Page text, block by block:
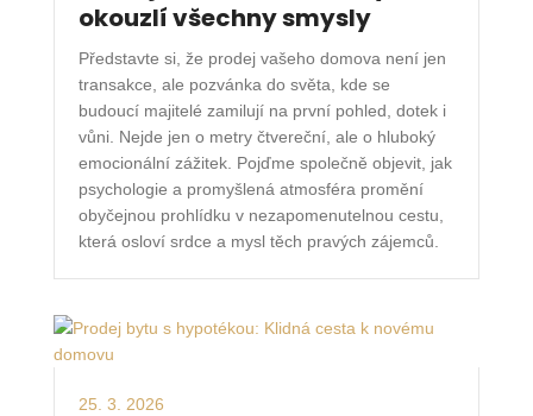
okouzlí všechny smysly
Představte si, že prodej vašeho domova není jen
transakce, ale pozvánka do světa, kde se
budoucí majitelé zamilují na první pohled, dotek i
vůni. Nejde jen o metry čtvereční, ale o hluboký
emocionální zážitek. Pojďme společně objevit, jak
psychologie a promyšlená atmosféra promění
obyčejnou prohlídku v nezapomenutelnou cestu,
která osloví srdce a mysl těch pravých zájemců.
25. 3. 2026